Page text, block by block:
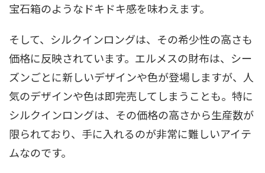
宝石箱のようなドキドキ感を味わえます。
そして、シルクインロングは、その希少性の高さも
価格に反映されています。エルメスの財布は、シー
ズンごとに新しいデザインや色が登場しますが、人
気のデザインや色は即完売してしまうことも。特に
シルクインロングは、その価格の高さから生産数が
限られており、手に入れるのが非常に難しいアイテ
ムなのです。